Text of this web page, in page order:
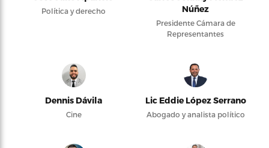
Política y derecho
Núñez
Presidente Cámara de
Representantes
Dennis Dávila
Cine
Lic Eddie López Serrano
Abogado y analista político